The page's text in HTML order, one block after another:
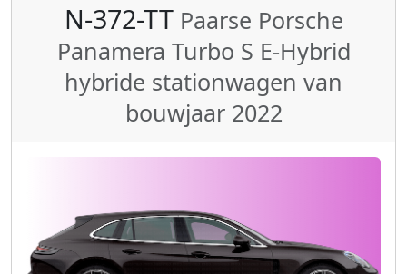
N-372-TT Paarse Porsche
Panamera Turbo S E-Hybrid
hybride stationwagen van
bouwjaar 2022